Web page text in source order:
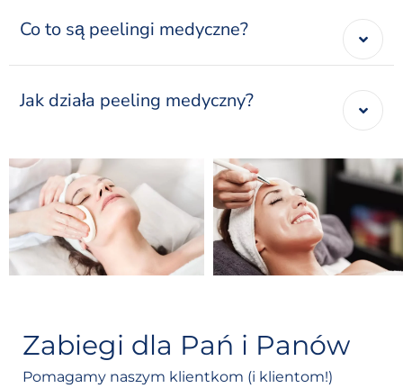
Co to są peelingi medyczne?
Jak działa peeling medyczny?
Zabiegi dla Pań i Panów
Pomagamy naszym klientkom (i klientom!)